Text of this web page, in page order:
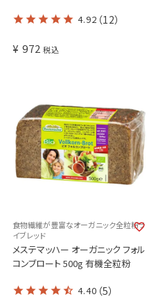
4.92 （12）
¥ 972 税込
食物繊維が豊富なオーガニック全粒粉ラ
イブレッド
メステマッハー オーガニック フォル
コンブロート 500g 有機全粒粉
4.40 （5）